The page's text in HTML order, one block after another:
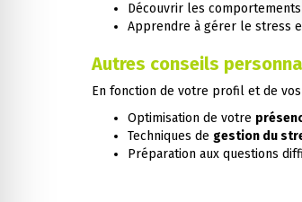
Découvrir les
Apprendre à gérer le stress
Autres conseils
En fonction de votre profil et de
Optimisation de votre
Techniques de gestion du
Préparation aux questions